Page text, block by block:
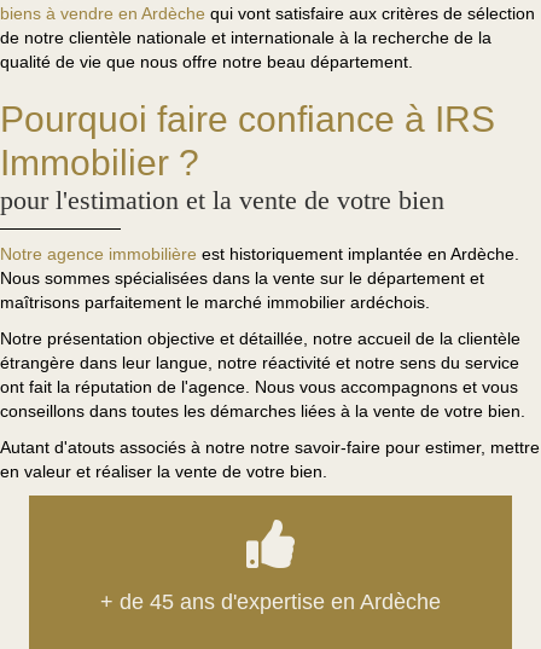
biens à vendre en Ardèche qui vont satisfaire aux critères de sélection
de notre clientèle nationale et internationale à la recherche de la
qualité de vie que nous offre notre beau département.
Pourquoi faire confiance à IRS
Immobilier ?
pour l'estimation et la vente de votre bien
Notre agence immobilière est historiquement implantée en Ardèche.
Nous sommes spécialisées dans la vente sur le département et
maîtrisons parfaitement le marché immobilier ardéchois.
Notre présentation objective et détaillée, notre accueil de la clientèle
étrangère dans leur langue, notre réactivité et notre sens du service
ont fait la réputation de l'agence. Nous vous accompagnons et vous
conseillons dans toutes les démarches liées à la vente de votre bien.
Autant d'atouts associés à notre notre savoir-faire pour estimer, mettre
en valeur et réaliser la vente de votre bien.
+ de 45 ans d'expertise en Ardèche